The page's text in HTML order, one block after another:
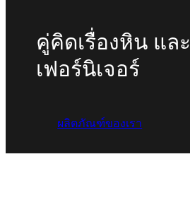
คู่คิดเรื่องหิน และ
เฟอร์นิเจอร์
ผลิตภัณฑ์ของเรา